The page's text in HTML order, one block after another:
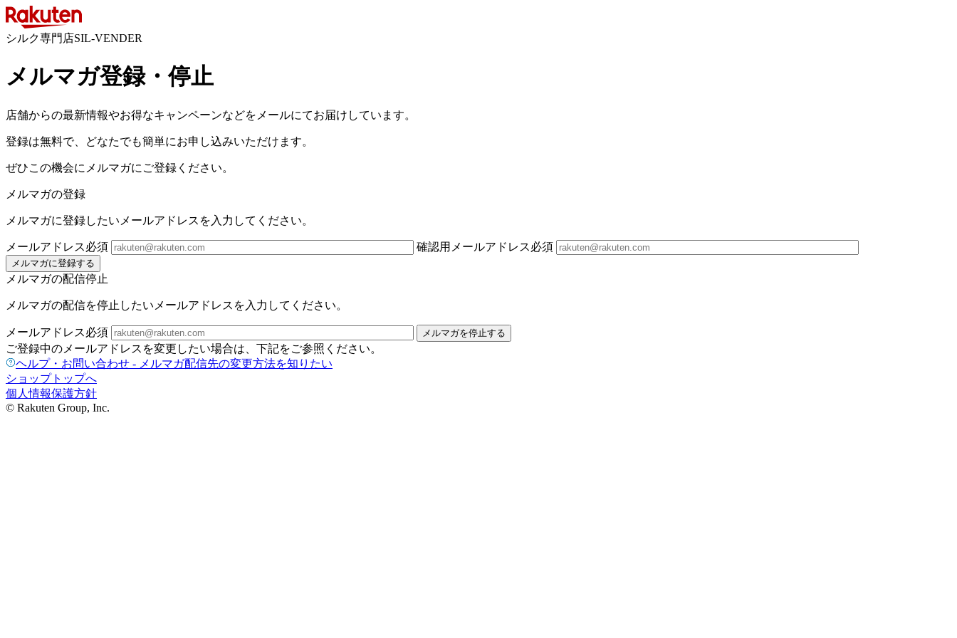
シルク専門店SIL-VENDER
メルマガ登録・停止
店舗からの最新情報やお得なキャンペーンなどをメールにてお届けしています。
登録は無料で、どなたでも簡単にお申し込みいただけます。
ぜひこの機会にメルマガにご登録ください。
メルマガの登録
メルマガに登録したいメールアドレスを入力してください。
メールアドレス必須 確認用メールアドレス必須
メルマガに登録する
メルマガの配信停止
メルマガの配信を停止したいメールアドレスを入力してください。
メールアドレス必須 メルマガを停止する
ご登録中のメールアドレスを変更したい場合は、下記をご参照ください。
ヘルプ・お問い合わせ - メルマガ配信先の変更方法を知りたい
ショップトップへ
個人情報保護方針
© Rakuten Group, Inc.